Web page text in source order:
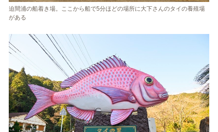
迫間浦の船着き場。ここから船で5分ほどの場所に大下さんのタイの養殖場
がある